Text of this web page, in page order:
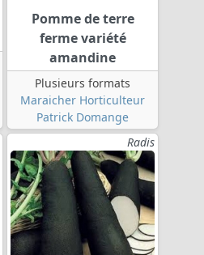
Pomme de terre
ferme variété
amandine
Plusieurs formats
Maraicher Horticulteur
Patrick Domange
Radis